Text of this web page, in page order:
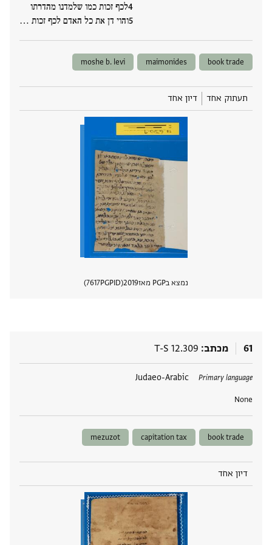
לכף זכות כמו שלמדנו מהדרתו
והוי דן את כל האדם לכף זכות ‮…
book trade
maimonides
moshe b. levi
תעתוק אחד דיון אחד
נמצא בPGP מאז 2019
PGPID
7617
61 מכתב T-S 12.309
Primary language
Judaeo-Arabic
None
תגים
book trade
capitation tax
mezuzot
דיון אחד